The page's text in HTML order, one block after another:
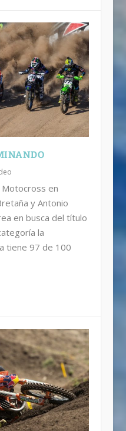
Motocross en
y Antonio
en busca del título
la
tiene 97 de 100